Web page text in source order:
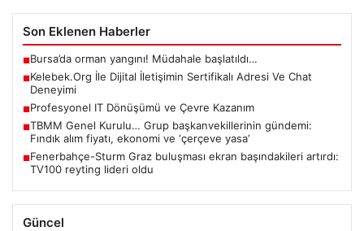
Son Eklenen Haberler
■Bursa’da orman yangını! Müdahale başlatıldı…
■Kelebek.Org İle Dijital İletişimin Sertifikalı Adresi Ve Chat
Deneyimi
■Profesyonel IT Dönüşümü ve Çevre Kazanım
■TBMM Genel Kurulu… Grup başkanvekillerinin gündemi:
Fındık alım fiyatı, ekonomi ve ‘çerçeve yasa’
■Fenerbahçe-Sturm Graz buluşması ekran başındakileri artırdı:
TV100 reyting lideri oldu
Güncel